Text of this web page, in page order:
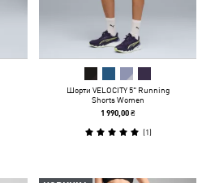
Шорти VELOCITY 5" Running
Shorts Women
1 990,00 ₴
(1)